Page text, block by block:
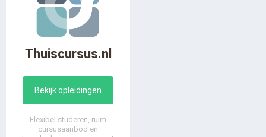
Thuiscursus.nl
Bekijk opleidingen
Flexibel studeren, ruim
cursusaanbod en